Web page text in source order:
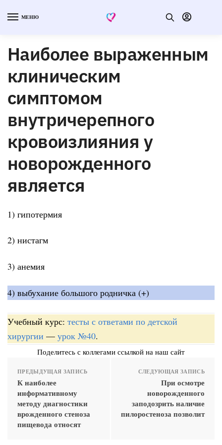
МЕНЮ
Наиболее выраженным
клиническим
симптомом
внутричерепного
кровоизлияния у
новорожденного
является
1) гипотермия
2) нистагм
3) анемия
4) выбухание большого родничка (+)
Учебный курс: тесты с ответами по детской
хирургии — урок №40.
Поделитесь с коллегами ссылкой на наш сайт
ПРЕДЫДУЩАЯ ЗАПИСЬ
К наиболее
информативному
методу диагностики
врожденного стеноза
пищевода относят
СЛЕДУЮЩАЯ ЗАПИСЬ
При осмотре
новорожденного
заподозрить наличие
пилоростеноза позволит